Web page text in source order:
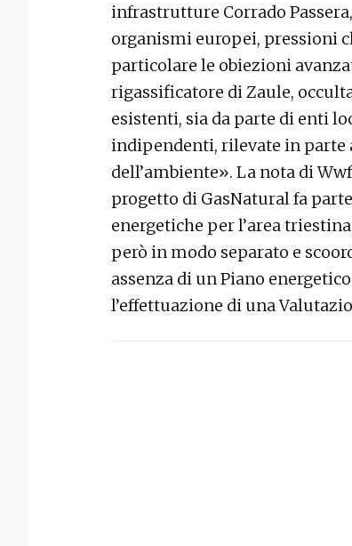
infrastrutture Corrado
organismi europei, pressioni
particolare le obiezioni
rigassificatore di Zaule,
esistenti, sia da parte di enti
indipendenti, rilevate in parte
dell’ambiente». La nota di
progetto di GasNatural fa
energetiche per l’area
però in modo separato e
assenza di un Piano
l’effettuazione di una